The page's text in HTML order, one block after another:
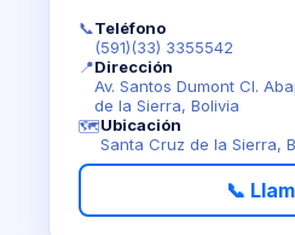
📞Teléfono
(591)(33) 3355542
📍Dirección
Av. Santos Dumont Cl.
de la Sierra, Bolivia
🗺️Ubicación
Santa Cruz de la Sierra,
📞